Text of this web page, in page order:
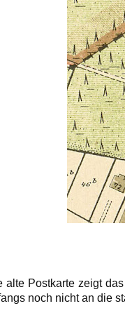
alte Postkarte zeigt
noch nicht an die